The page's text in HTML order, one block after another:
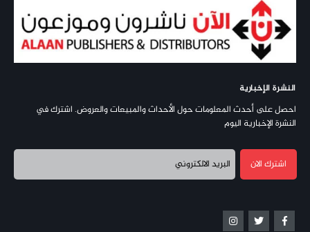
النشرة الإخبارية
احصل على أحدث المعلومات حول الأحداث والمبيعات والعروض. اشترك في
النشرة الإخبارية اليوم